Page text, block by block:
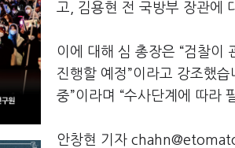
고, 김용현 전 국방부 장관에
이에 대해 심 총장은 “검찰이
진행할 예정”이라고 강조했
중”이라며 “수사단계에 따라
안창현 기자